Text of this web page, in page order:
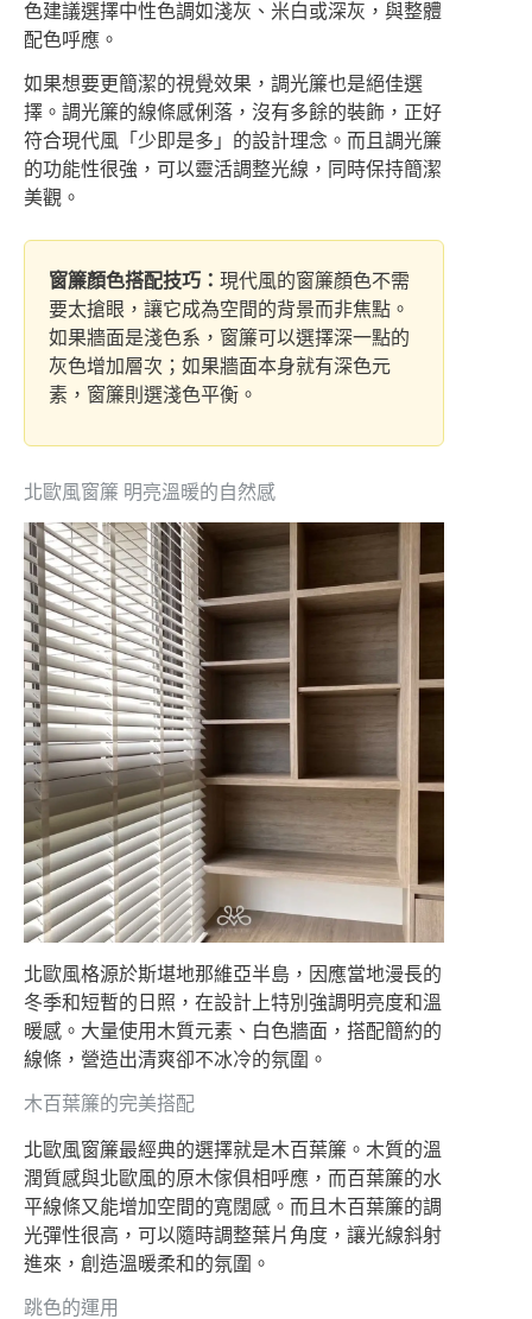
色建議選擇中性色調如淺灰、米白或深灰，與整體
配色呼應。
如果想要更簡潔的視覺效果，調光簾也是絕佳選
擇。調光簾的線條感俐落，沒有多餘的裝飾，正好
符合現代風「少即是多」的設計理念。而且調光簾
的功能性很強，可以靈活調整光線，同時保持簡潔
美觀。
窗簾顏色搭配技巧： 現代風的窗簾顏色不需
要太搶眼，讓它成為空間的背景而非焦點。
如果牆面是淺色系，窗簾可以選擇深一點的
灰色增加層次；如果牆面本身就有深色元
素，窗簾則選淺色平衡。
北歐風窗簾 明亮溫暖的自然感
北歐風格源於斯堪地那維亞半島，因應當地漫長的
冬季和短暫的日照，在設計上特別強調明亮度和溫
暖感。大量使用木質元素、白色牆面，搭配簡約的
線條，營造出清爽卻不冰冷的氛圍。
木百葉簾的完美搭配
北歐風窗簾最經典的選擇就是木百葉簾。木質的溫
潤質感與北歐風的原木傢俱相呼應，而百葉簾的水
平線條又能增加空間的寬闊感。而且木百葉簾的調
光彈性很高，可以隨時調整葉片角度，讓光線斜射
進來，創造溫暖柔和的氛圍。
跳色的運用